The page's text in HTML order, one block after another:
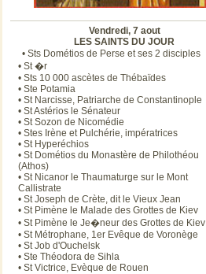
Vendredi, 7 aout
LES SAINTS DU JOUR
• Sts Dométios de Perse et ses 2 disciples
• St �r
• Sts 10 000 ascètes de Thébaïdes
• Ste Potamia
• St Narcisse, Patriarche de Constantinople
• St Astérios le Sénateur
• St Sozon de Nicomédie
• Stes Irène et Pulchérie, impératrices
• St Hyperéchios
• St Dométios du Monastère de Philothéou
(Athos)
• St Nicanor le Thaumaturge sur le Mont
Callistrate
• St Joseph de Crète, dit le Vieux Jean
• St Pimène le Malade des Grottes de Kiev
• St Pimène le Je�neur des Grottes de Kiev
• St Métrophane, 1er Evêque de Voronège
• St Job d'Ouchelsk
• Ste Théodora de Sihla
• St Victrice, Evèque de Rouen